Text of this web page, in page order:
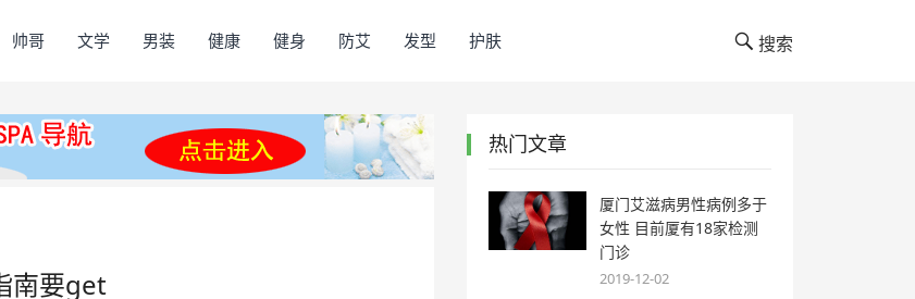
帅哥 文学 男装 健康 健身 防艾 发型 护肤 搜索
南要get
热门文章
厦门艾滋病男性病例多于
女性 目前厦有18家检测
门诊
2019-12-02